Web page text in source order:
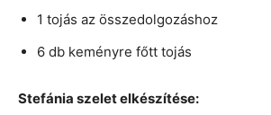
1 tojás az összedolgozáshoz
6 db keményre főtt tojás
Stefánia szelet elkészítése: